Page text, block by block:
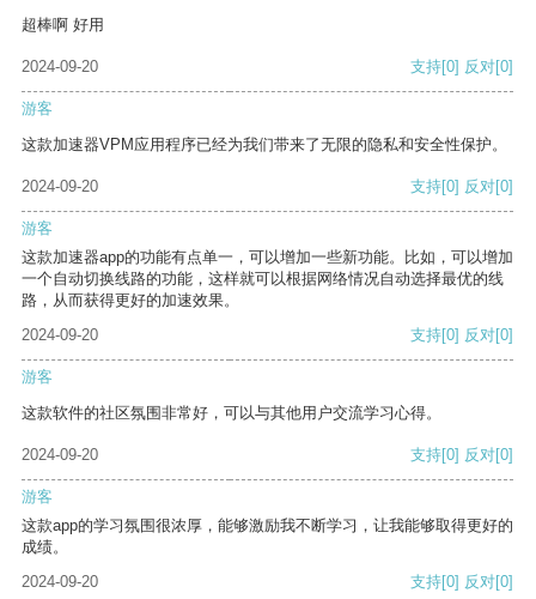
超棒啊 好用
2024-09-20 支持[0] 反对[0]
游客
这款加速器VPM应用程序已经为我们带来了无限的隐私和安全性保护。
2024-09-20 支持[0] 反对[0]
游客
这款加速器app的功能有点单一，可以增加一些新功能。比如，可以增加
一个自动切换线路的功能，这样就可以根据网络情况自动选择最优的线
路，从而获得更好的加速效果。
2024-09-20
支持[0] 反对[0]
游客
这款软件的社区氛围非常好，可以与其他用户交流学习心得。
2024-09-20 支持[0] 反对[0]
游客
这款app的学习氛围很浓厚，能够激励我不断学习，让我能够取得更好的
成绩。
2024-09-20
支持[0] 反对[0]